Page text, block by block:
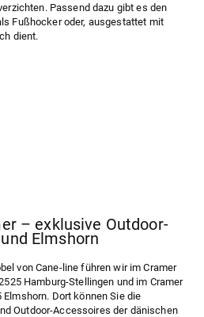
Passend dazu gibt es den
Fußhocker oder, ausgestattet mit
dient.
– exklusive Outdoor-
Elmshorn
von Cane-line führen wir imCramer
Hamburg-Stellingen und im Cramer
Elmshorn. Dort können Sie die
Outdoor-Accessoires der dänischen